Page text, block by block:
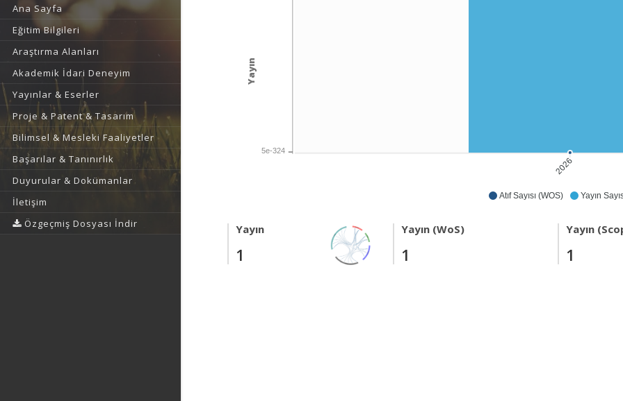
Ana Sayfa
Eğitim Bilgileri
Araştırma Alanları
Akademik İdari Deneyim
Yayınlar & Eserler
Proje & Patent & Tasarım
Bilimsel & Mesleki Faaliyetler
Başarılar & Tanınırlık
Duyurular & Dokümanlar
İletişim
Özgeçmiş Dosyası İndir
Atıf Sayısı (WOS) Yayın
2026
5e-324
Yayın
Yayın
1
Yayın (WoS)
1
Yayın
1